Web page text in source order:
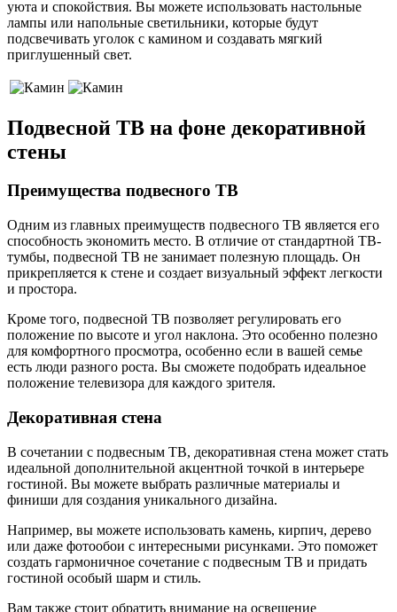
уюта и спокойствия. Вы можете использовать настольные
лампы или напольные светильники, которые будут
подсвечивать уголок с камином и создавать мягкий
приглушенный свет.
Подвесной ТВ на фоне декоративной
стены
Преимущества подвесного ТВ
Одним из главных преимуществ подвесного ТВ является его
способность экономить место. В отличие от стандартной ТВ-
тумбы, подвесной ТВ не занимает полезную площадь. Он
прикрепляется к стене и создает визуальный эффект легкости
и простора.
Кроме того, подвесной ТВ позволяет регулировать его
положение по высоте и угол наклона. Это особенно полезно
для комфортного просмотра, особенно если в вашей семье
есть люди разного роста. Вы сможете подобрать идеальное
положение телевизора для каждого зрителя.
Декоративная стена
В сочетании с подвесным ТВ, декоративная стена может стать
идеальной дополнительной акцентной точкой в интерьере
гостиной. Вы можете выбрать различные материалы и
финиши для создания уникального дизайна.
Например, вы можете использовать камень, кирпич, дерево
или даже фотообои с интересными рисунками. Это поможет
создать гармоничное сочетание с подвесным ТВ и придать
гостиной особый шарм и стиль.
Вам также стоит обратить внимание на освещение